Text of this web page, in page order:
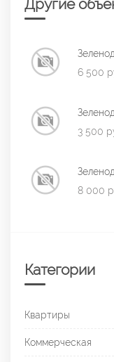
Другие
6 500
3 500
8 000
Категории
Квартиры
Коммерческая